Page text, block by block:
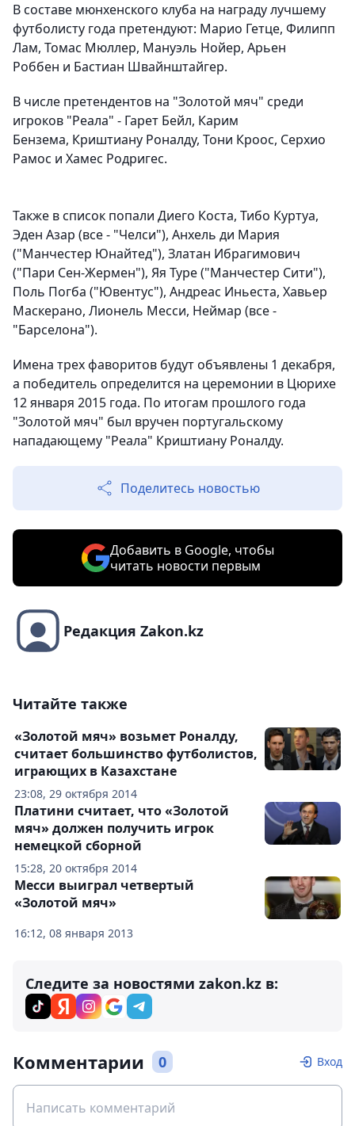
В составе мюнхенского клуба на награду лучшему
футболисту года претендуют: Марио Гетце, Филипп
Лам, Томас Мюллер, Мануэль Нойер, Арьен
Роббен и Бастиан Швайнштайгер.
В числе претендентов на "Золотой мяч" среди
игроков "Реала" - Гарет Бейл, Карим
Бензема, Криштиану Роналду, Тони Кроос, Серхио
Рамос и Хамес Родригес.
Также в список попали Диего Коста, Тибо Куртуа,
Эден Азар (все - "Челси"), Анхель ди Мария
("Манчестер Юнайтед"), Златан Ибрагимович
("Пари Сен-Жермен"), Яя Туре("Манчестер Сити"),
Поль Погба ("Ювентус"), Андреас Иньеста, Хавьер
Маскерано, Лионель Месси, Неймар (все -
"Барселона").
Имена трех фаворитов будут объявлены 1 декабря,
а победитель определится на церемонии в Цюрихе
12 января 2015 года. По итогам прошлого года
"Золотой мяч" был вручен португальскому
нападающему "Реала" Криштиану Роналду.
Поделитесь новостью
Добавить в Google, чтобы
читать новости первым
Редакция Zakon.kz
Читайте также
23:08, 29 октября 2014
«Золотой мяч» возьмет Роналду,
считает большинство футболистов,
играющих в Казахстане
15:28, 20 октября 2014
Платини считает, что «Золотой
мяч» должен получить игрок
немецкой сборной
16:12, 08 января 2013
Месси выиграл четвертый
«Золотой мяч»
Следите за новостями zakon.kz в:
Комментарии 0 Вход